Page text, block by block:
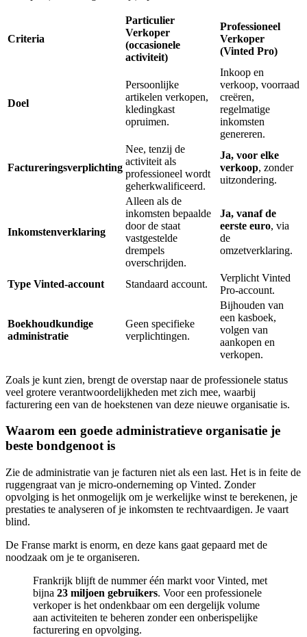
Criteria
Particulier
Verkoper
(occasionele
activiteit)
Professioneel
Verkoper
(Vinted Pro)
Doel
Persoonlijke
artikelen verkopen,
kledingkast
opruimen.
Inkoop en
verkoop, voorraad
creëren,
regelmatige
inkomsten
genereren.
Factureringsverplichting
Nee, tenzij de
activiteit als
professioneel wordt
geherkwalificeerd.
Ja, voor elke
verkoop, zonder
uitzondering.
Inkomstenverklaring
Alleen als de
inkomsten bepaalde
door de staat
vastgestelde
drempels
overschrijden.
Ja, vanaf de
eerste euro, via
de
omzetverklaring.
Type Vinted-account Standaard account.
Verplicht Vinted
Pro-account.
Boekhoudkundige
administratie
Geen specifieke
verplichtingen.
Bijhouden van
een kasboek,
volgen van
aankopen en
verkopen.
Zoals je kunt zien, brengt de overstap naar de professionele status
veel grotere verantwoordelijkheden met zich mee, waarbij
facturering een van de hoekstenen van deze nieuwe organisatie is.
Waarom een goede administratieve organisatie je
beste bondgenoot is
Zie de administratie van je facturen niet als een last. Het is in feite de
ruggengraat van je micro-onderneming op Vinted. Zonder
opvolging is het onmogelijk om je werkelijke winst te berekenen, je
prestaties te analyseren of je inkomsten te rechtvaardigen. Je vaart
blind.
De Franse markt is enorm, en deze kans gaat gepaard met de
noodzaak om je te organiseren.
Frankrijk blijft de nummer één markt voor Vinted, met
bijna 23 miljoen gebruikers. Voor een professionele
verkoper is het ondenkbaar om een dergelijk volume
aan activiteiten te beheren zonder een onberispelijke
facturering en opvolging.